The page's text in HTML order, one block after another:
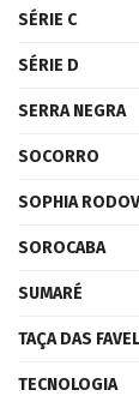
SÉRIE C
SÉRIE D
SERRA NEGRA
SOCORRO
SOPHIA
SOROCABA
SUMARÉ
TAÇA DAS
TECNOLOGIA